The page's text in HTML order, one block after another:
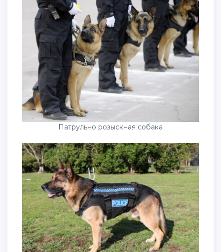
Патрульно розыскная собака